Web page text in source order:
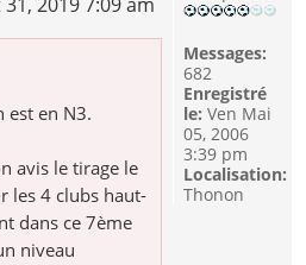
est en N3.
avis le tirage le
les 4 clubs haut-
dans ce 7ème
niveau
Messages:
682
Enregistré
le: Ven Mai
05, 2006
3:39 pm
Localisation:
Thonon